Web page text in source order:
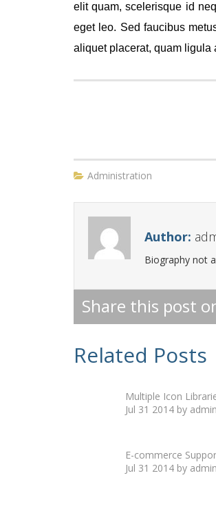
elit quam, scelerisque id
eget leo. Sed faucibus
aliquet placerat, quam ligula
Administration
Author:
Biography not
Share this post
Related Posts
Multiple Icon
Jul 31 2014 by admin
E-commerce
Jul 31 2014 by admin